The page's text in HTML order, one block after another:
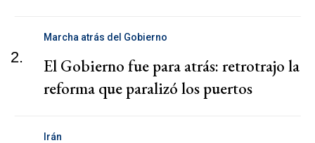
2.
Marcha atrás del Gobierno
El Gobierno fue para atrás: retrotrajo la
reforma que paralizó los puertos
Irán